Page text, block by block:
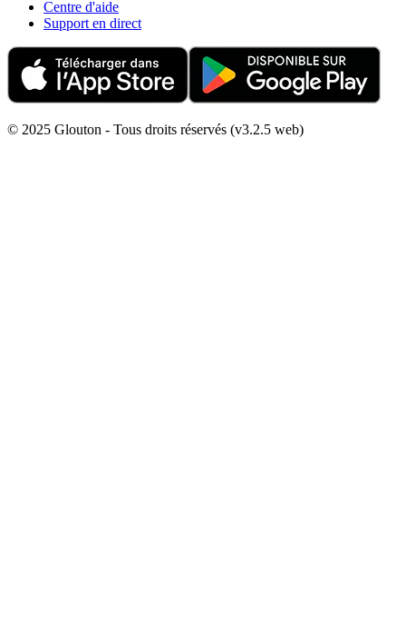
Centre d'aide
Support en direct
© 2025 Glouton - Tous droits réservés (v3.2.5 web)